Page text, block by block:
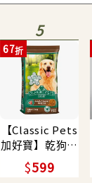
5
【Classic Pets
加好寶】乾狗糧
15KG/ 羊肉
67
599